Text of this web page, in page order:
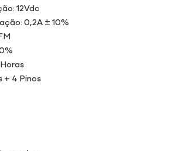
12Vdc
0,2A ± 10%
+ 4 Pinos